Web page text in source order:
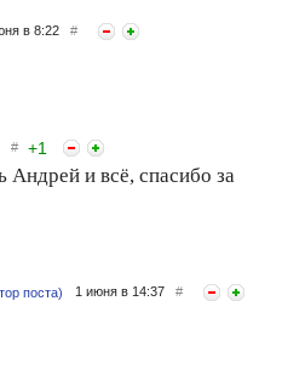
в 8:22 #
# +1
Андрей и всё, спасибо за
поста) 1 июня в 14:37 #